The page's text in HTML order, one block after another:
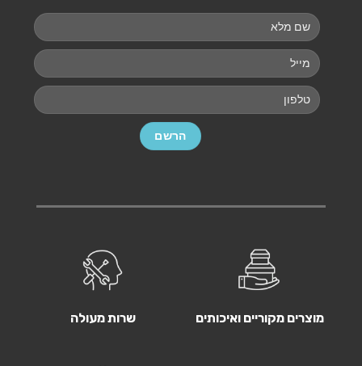
מוצרים מקוריים ואיכותים שרות מעולה